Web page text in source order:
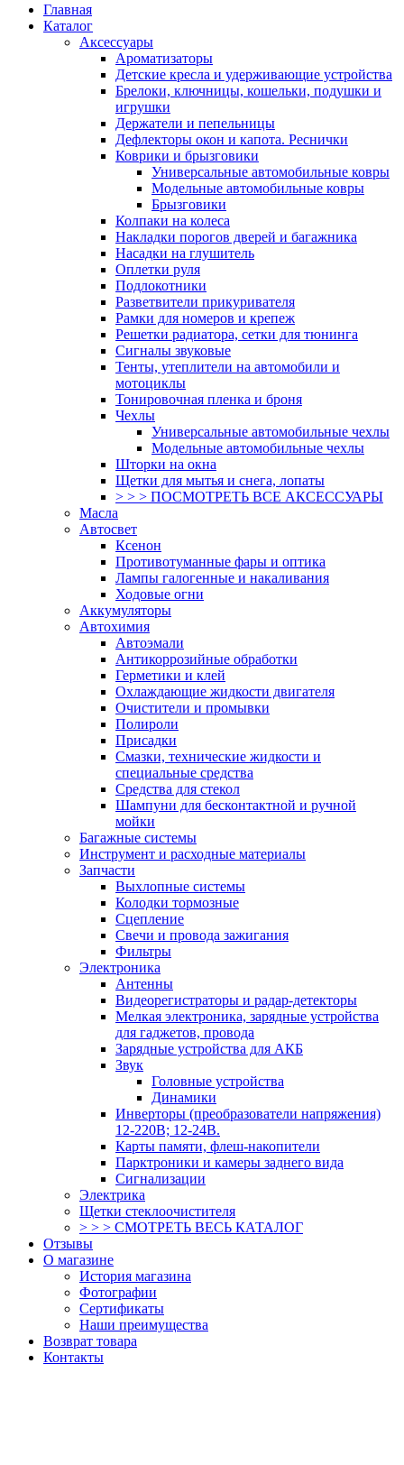
Главная
Каталог
Аксессуары
Ароматизаторы
Детские кресла и удерживающие устройства
Брелоки, ключницы, кошельки, подушки и
игрушки
Держатели и пепельницы
Дефлекторы окон и капота. Реснички
Коврики и брызговики
Универсальные автомобильные ковры
Модельные автомобильные ковры
Брызговики
Колпаки на колеса
Накладки порогов дверей и багажника
Насадки на глушитель
Оплетки руля
Подлокотники
Разветвители прикуривателя
Рамки для номеров и крепеж
Решетки радиатора, сетки для тюнинга
Сигналы звуковые
Тенты, утеплители на автомобили и
мотоциклы
Тонировочная пленка и броня
Чехлы
Универсальные автомобильные чехлы
Модельные автомобильные чехлы
Шторки на окна
Щетки для мытья и снега, лопаты
> > > ПОСМОТРЕТЬ ВСЕ АКСЕССУАРЫ
Масла
Автосвет
Ксенон
Противотуманные фары и оптика
Лампы галогенные и накаливания
Ходовые огни
Аккумуляторы
Автохимия
Автоэмали
Антикоррозийные обработки
Герметики и клей
Охлаждающие жидкости двигателя
Очистители и промывки
Полироли
Присадки
Смазки, технические жидкости и
специальные средства
Средства для стекол
Шампуни для бесконтактной и ручной
мойки
Багажные системы
Инструмент и расходные материалы
Запчасти
Выхлопные системы
Колодки тормозные
Сцепление
Свечи и провода зажигания
Фильтры
Электроника
Антенны
Видеорегистраторы и радар-детекторы
Мелкая электроника, зарядные устройства
для гаджетов, провода
Зарядные устройства для АКБ
Звук
Головные устройства
Динамики
Инверторы (преобразователи напряжения)
12-220В; 12-24В.
Карты памяти, флеш-накопители
Парктроники и камеры заднего вида
Сигнализации
Электрика
Щетки стеклоочистителя
> > > СМОТРЕТЬ ВЕСЬ КАТАЛОГ
Отзывы
О магазине
История магазина
Фотографии
Сертификаты
Наши преимущества
Возврат товара
Контакты